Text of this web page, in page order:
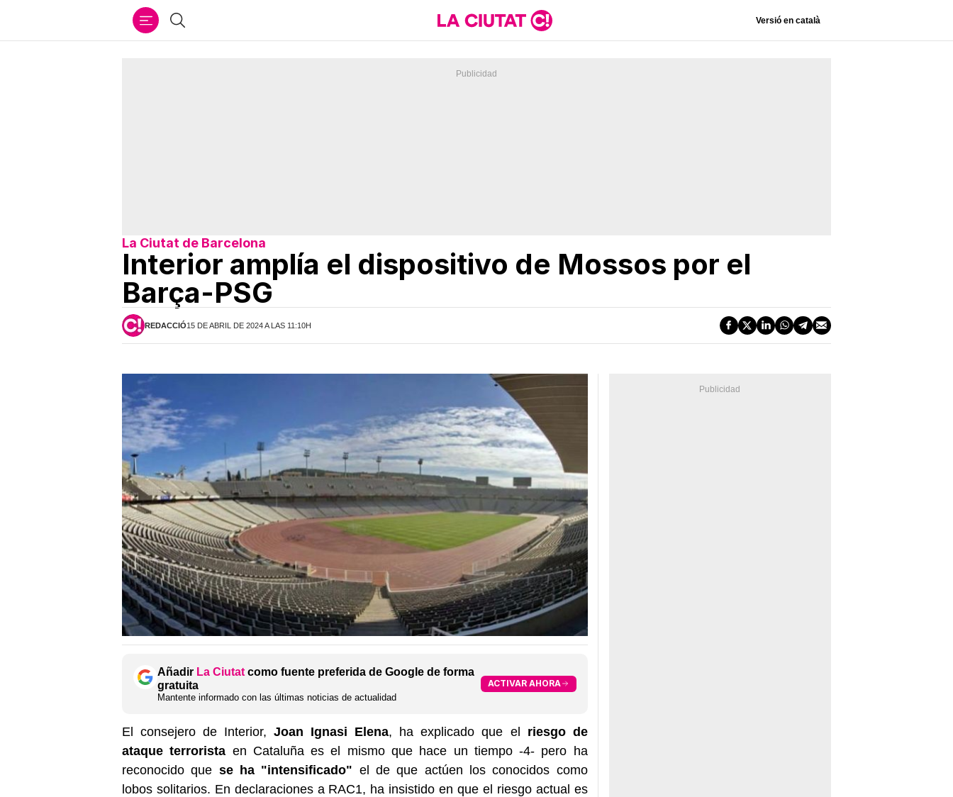
Buscar Versió en català
La Ciutat de Barcelona
Interior amplía el dispositivo de Mossos por el
Barça-PSG
REDACCIÓ15 DE ABRIL DE 2024 A LAS 11:10H
Añadir La Ciutat como fuente preferida de Google de forma
gratuita
Mantente informado con las últimas noticias de actualidad
ACTIVAR AHORA
El consejero de Interior,Joan Ignasi Elena, ha explicado que el riesgo de
ataque terrorista en Cataluña es el mismo que hace un tiempo -4- pero ha
reconocido que se ha "intensificado" el de que actúen los conocidos como
lobos solitarios. En declaraciones a RAC1, ha insistido en que el riesgo actual es